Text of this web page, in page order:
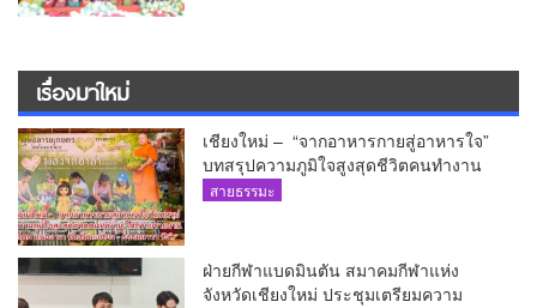
เรื่องมาใหม่
เชียงใหม่ – “จากอาหารกายสู่อาหารใจ”
บทสรุปความภูมิใจสูงสุดชีวิตคนทำงาน
ได้ถวายรายงาน “โคก หนอง นา วัดสันมะ
สายธรรมะ
ฝ่ายกีฬาแบดมินตัน สมาคมกีฬาแห่ง
จังหวัดเชียงใหม่ ประชุมเตรียมความ